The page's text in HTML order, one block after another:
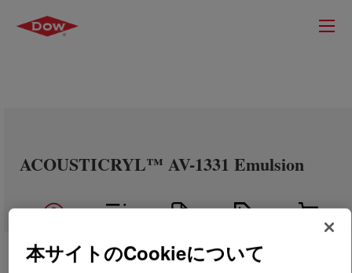
ACOUSTICRYL™ AV-1331 Emulsion
本サイトのCookieについて